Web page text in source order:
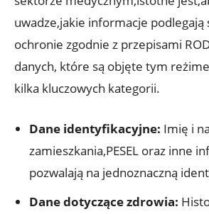
uwadze,jakie informacje podlegają
ochronie zgodnie z przepisami
danych, które są objęte tym
kilka kluczowych kategorii.
Dane identyfikacyjne: Imię i
zamieszkania,PESEL oraz inne
pozwalają na jednoznaczną
Dane dotyczące zdrowia: